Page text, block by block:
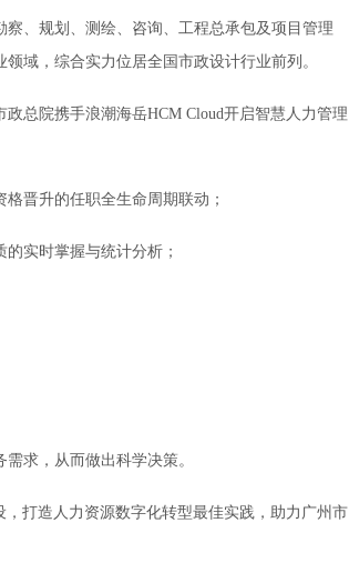
、规划、测绘、咨询、工程总承包及项目管理
域，综合实力位居全国市政设计行业前列。
总院携手浪潮海岳HCM Cloud开启智慧人力管理
晋升的任职全生命周期联动；
实时掌握与统计分析；
求，从而做出科学决策。
打造人力资源数字化转型最佳实践，助力广州市